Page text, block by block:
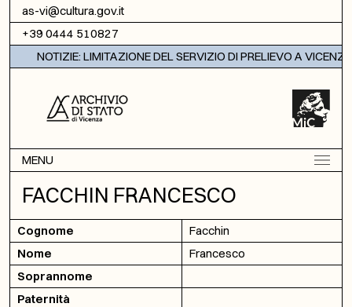
Vai al contenuto
as-vi@cultura.gov.it
+39 0444 510827
NOTIZIE: LIMITAZIONE DEL SERVIZIO DI PRELIEVO A VICENZA
MENU
FACCHIN FRANCESCO
Cognome
Facchin
Nome
Francesco
Soprannome
Paternità